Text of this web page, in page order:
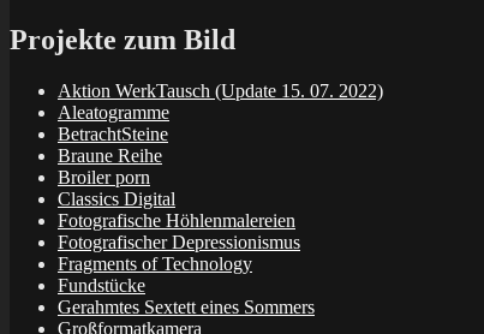
Projekte zum Bild
Aktion WerkTausch (Update 15. 07. 2022)
Aleatogramme
BetrachtSteine
Braune Reihe
Broiler porn
Classics Digital
Fotografische Höhlenmalereien
Fotografischer Depressionismus
Fragments of Technology
Fundstücke
Gerahmtes Sextett eines Sommers
Großformatkamera